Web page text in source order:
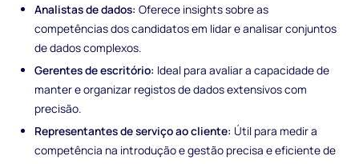
Analistas de dados: Oferece insights sobre as
competências dos candidatos em lidar e analisar conjuntos
de dados complexos.
Gerentes de escritório: Ideal para avaliar a capacidade de
manter e organizar registos de dados extensivos com
precisão.
Representantes de serviço ao cliente: Útil para medir a
competência na introdução e gestão precisa e eficiente de